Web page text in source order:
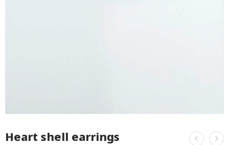
Heart shell earrings